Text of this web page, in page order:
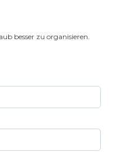
besser zu organisieren.